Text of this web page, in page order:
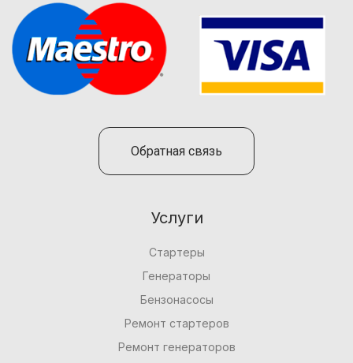
Обратная связь
Услуги
Стартеры
Генераторы
Бензонасосы
Ремонт стартеров
Ремонт генераторов